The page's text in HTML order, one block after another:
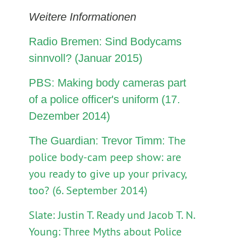
Weitere Informationen
Radio Bremen: Sind Bodycams
sinnvoll? (Januar 2015)
PBS: Making body cameras part
of a police officer's uniform (17.
Dezember 2014)
The Guardian: Trevor Timm: The
police body-cam peep show: are
you ready to give up your privacy,
too? (6. September 2014)
Slate: Justin T. Ready und Jacob T. N.
Young: Three Myths about Police